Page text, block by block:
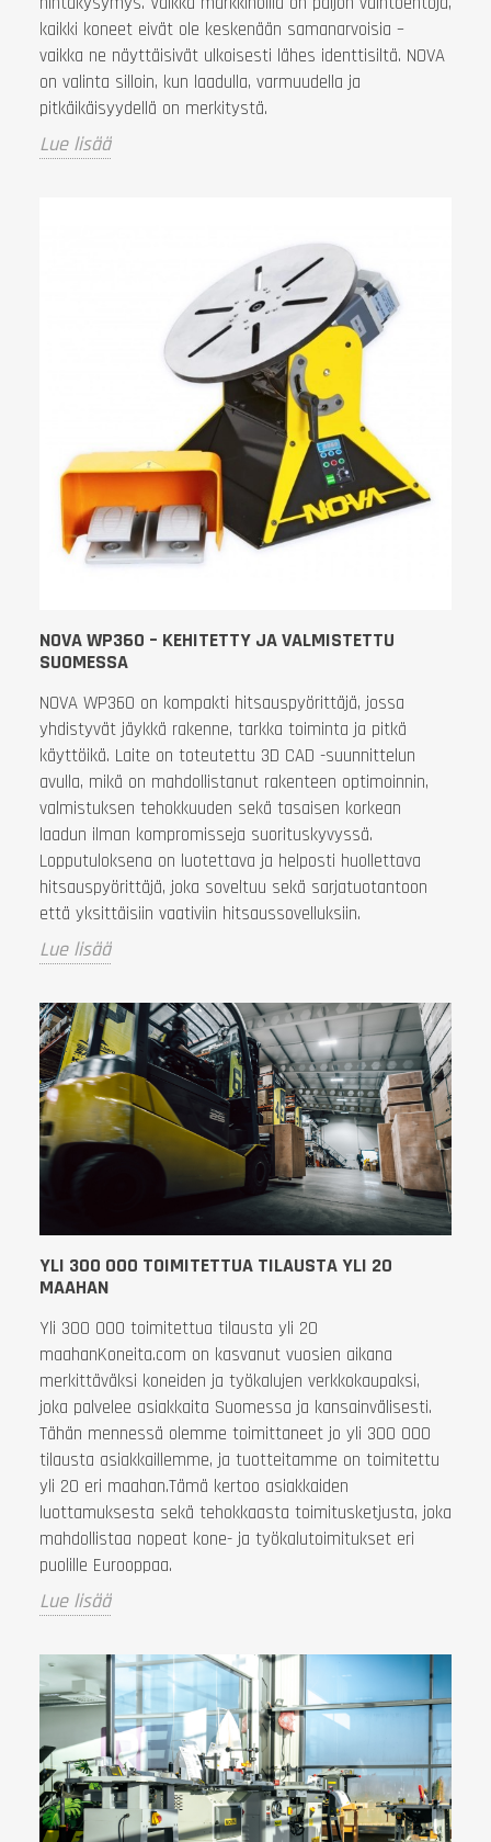
kaikki koneet eivät ole keskenään samanarvoisia –
vaikka ne näyttäisivät ulkoisesti lähes identtisiltä. NOVA
on valinta silloin, kun laadulla, varmuudella ja
pitkäikäisyydellä on merkitystä.
Lue lisää
NOVA WP360 – KEHITETTY JA VALMISTETTU
SUOMESSA
NOVA WP360 on kompakti hitsauspyörittäjä, jossa
yhdistyvät jäykkä rakenne, tarkka toiminta ja pitkä
käyttöikä. Laite on toteutettu 3D CAD -suunnittelun
avulla, mikä on mahdollistanut rakenteen optimoinnin,
valmistuksen tehokkuuden sekä tasaisen korkean
laadun ilman kompromisseja suorituskyvyssä.
Lopputuloksena on luotettava ja helposti huollettava
hitsauspyörittäjä, joka soveltuu sekä sarjatuotantoon
että yksittäisiin vaativiin hitsaussovelluksiin.
Lue lisää
YLI 300 000 TOIMITETTUA TILAUSTA YLI 20
MAAHAN
Yli 300 000 toimitettua tilausta yli 20
maahanKoneita.com on kasvanut vuosien aikana
merkittäväksi koneiden ja työkalujen verkkokaupaksi,
joka palvelee asiakkaita Suomessa ja kansainvälisesti.
Tähän mennessä olemme toimittaneet jo yli 300 000
tilausta asiakkaillemme, ja tuotteitamme on toimitettu
yli 20 eri maahan.Tämä kertoo asiakkaiden
luottamuksesta sekä tehokkaasta toimitusketjusta, joka
mahdollistaa nopeat kone- ja työkalutoimitukset eri
puolille Eurooppaa.
Lue lisää